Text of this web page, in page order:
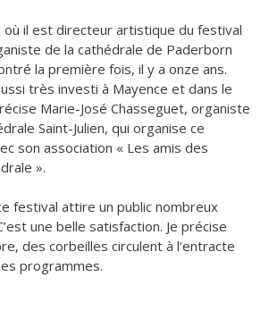
où il est directeur artistique du festival
de la cathédrale de Paderborn
la première fois, il y a onze ans.
très investi à Mayence et dans le
Marie-José Chasseguet, organiste
Saint-Julien, qui organise ce
son association « Les amis des
».
festival attire un public nombreux
une belle satisfaction. Je précise
des corbeilles circulent à l’entracte
programmes​.